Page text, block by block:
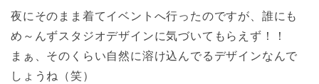
夜にそのまま着てイベントへ行ったのですが、誰にも
め～んずスタジオデザインに気づいてもらえず！！
まぁ、そのくらい自然に溶け込んでるデザインなんで
しょうね（笑）